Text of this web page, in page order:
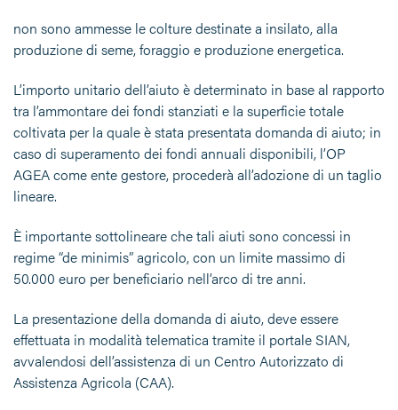
non sono ammesse le colture destinate a insilato, alla
produzione di seme, foraggio e produzione energetica.
L’importo unitario dell’aiuto è determinato in base al rapporto
tra l’ammontare dei fondi stanziati e la superficie totale
coltivata per la quale è stata presentata domanda di aiuto; in
caso di superamento dei fondi annuali disponibili, l’OP
AGEA come ente gestore, procederà all’adozione di un taglio
lineare.
È importante sottolineare che tali aiuti sono concessi in
regime “de minimis” agricolo, con un limite massimo di
50.000 euro per beneficiario nell’arco di tre anni.
La presentazione della domanda di aiuto, deve essere
effettuata in modalità telematica tramite il portale SIAN,
avvalendosi dell’assistenza di un Centro Autorizzato di
Assistenza Agricola (CAA).